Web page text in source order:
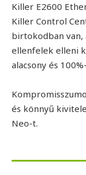
Killer E2600
Killer Control
birtokodban van,
ellenfelek elleni
alacsony és
és könnyű
Neo-t.